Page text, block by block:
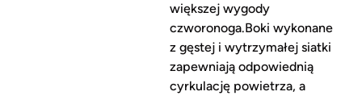
większej wygody
czworonoga.Boki wykonane
z gęstej i wytrzymałej siatki
zapewniają odpowiednią
cyrkulację powietrza, a